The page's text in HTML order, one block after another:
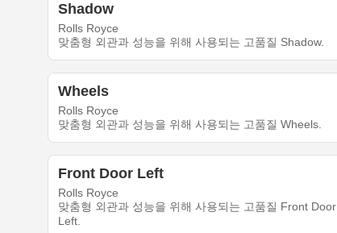
Shadow
Rolls Royce
맞춤형 외관과 성능을 위해 사용되는 고품질 Shadow.
Wheels
Rolls Royce
맞춤형 외관과 성능을 위해 사용되는 고품질 Wheels.
Front Door Left
Rolls Royce
맞춤형 외관과 성능을 위해 사용되는 고품질 Front Door
Left.